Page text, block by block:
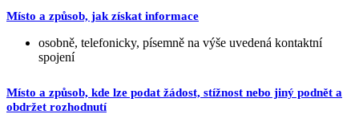
Místo a způsob, jak získat informace
osobně, telefonicky, písemně na výše uvedená kontaktní
spojení
Místo a způsob, kde lze podat žádost, stížnost nebo jiný podnět a
obdržet rozhodnutí